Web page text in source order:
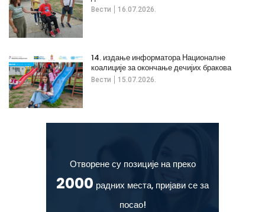
Вести 16.07.2026.
Вести 15.07.2026.
14. издање информатора Националне
коалиције за окончање дечијих бракова
Отворене су позиције на преко
2000 радних места, пријави се за
посао!